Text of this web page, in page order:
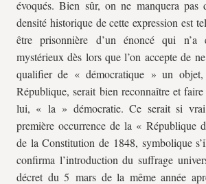
évoqués. Bien sûr, on ne manquera pas
densité historique de cette expression est
être prisonnière d’un énoncé qui
mystérieux dès lors que l’on accepte de
qualifier de « démocratique » un objet,
République, serait bien reconnaître et
lui, « la » démocratie. Ce serait si
première occurrence de la « République
de la Constitution de 1848, symbolique
confirma l’introduction du suffrage
décret du 5 mars de la même année